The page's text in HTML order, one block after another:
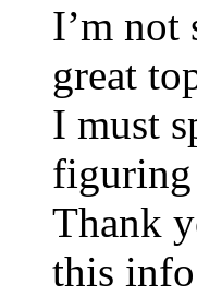
I’m not
great
I must
figuring
Thank
this